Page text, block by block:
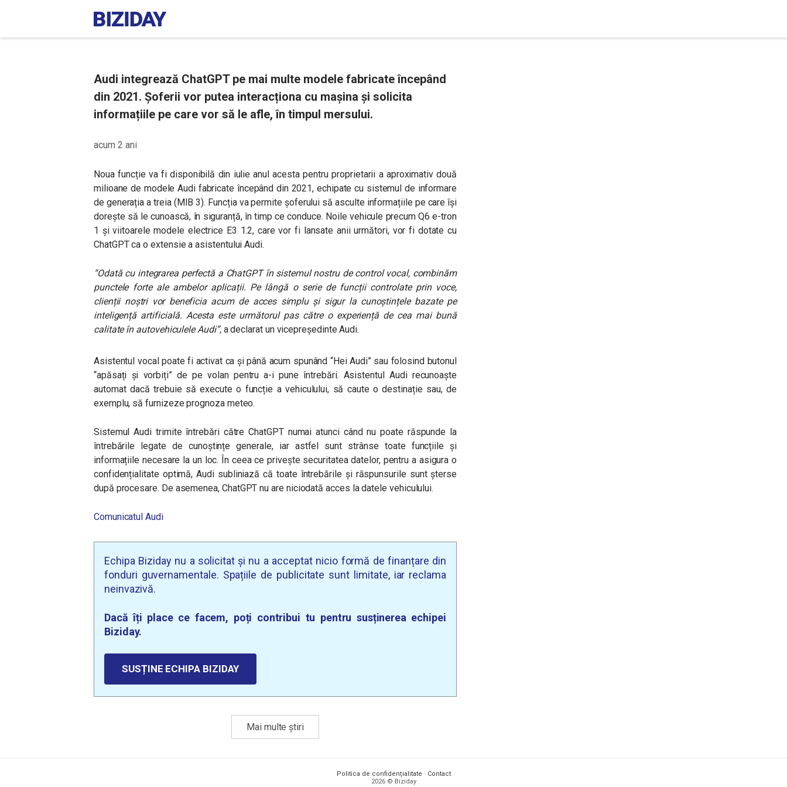
Audi integrează ChatGPT pe mai multe modele fabricate începând
din 2021. Șoferii vor putea interacționa cu mașina și solicita
informațiile pe care vor să le afle, în timpul mersului.
acum 2 ani
Noua funcție va fi disponibilă din iulie anul acesta pentru proprietarii a aproximativ două
milioane de modele Audi fabricate începând din 2021, echipate cu sistemul de informare
de generația a treia (MIB 3). Funcția va permite șoferului să asculte informațiile pe care își
dorește să le cunoască, în siguranță, în timp ce conduce. Noile vehicule precum Q6 e-tron
1 și viitoarele modele electrice E3 1.2, care vor fi lansate anii următori, vor fi dotate cu
ChatGPT ca o extensie a asistentului Audi.
“Odată cu integrarea perfectă a ChatGPT în sistemul nostru de control vocal, combinăm
punctele forte ale ambelor aplicații. Pe lângă o serie de funcții controlate prin voce,
clienții noștri vor beneficia acum de acces simplu și sigur la cunoștințele bazate pe
inteligență artificială. Acesta este următorul pas către o experiență de cea mai bună
calitate în autovehiculele Audi”,a declarat un vicepreședinte Audi.
Asistentul vocal poate fi activat ca și până acum spunând “Hei Audi” sau folosind butonul
“apăsați și vorbiți” de pe volan pentru a-i pune întrebări. Asistentul Audi recunoaște
automat dacă trebuie să execute o funcție a vehiculului, să caute o destinație sau, de
exemplu, să furnizeze prognoza meteo.
Sistemul Audi trimite întrebări către ChatGPT numai atunci când nu poate răspunde la
întrebările legate de cunoștințe generale, iar astfel sunt strânse toate funcțiile și
informațiile necesare la un loc. În ceea ce privește securitatea datelor, pentru a asigura o
confidențialitate optimă, Audi subliniază că toate întrebările și răspunsurile sunt șterse
după procesare. De asemenea, ChatGPT nu are niciodată acces la datele vehiculului.
Comunicatul Audi
Echipa Biziday nu a solicitat și nu a acceptat nicio formă de finanțare din
fonduri guvernamentale. Spațiile de publicitate sunt limitate, iar reclama
neinvazivă.
Dacă îți place ce facem, poți contribui tu pentru susținerea echipei
Biziday.
SUSȚINE ECHIPA BIZIDAY
Mai multe știri
Politica de confidențialitate · Contact
2026 © Biziday